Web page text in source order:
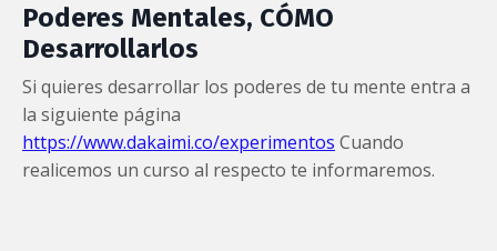
Poderes Mentales, CÓMO
Desarrollarlos
Si quieres desarrollar los poderes de tu mente entra a
la siguiente página
https://www.dakaimi.co/experimentos Cuando
realicemos un curso al respecto te informaremos.